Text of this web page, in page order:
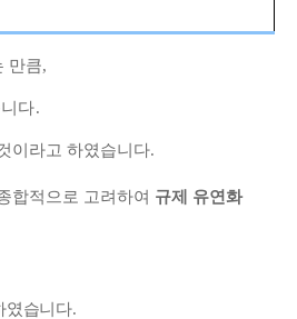
만큼,
다.
이라고 하였습니다.
합적으로 고려하여 규제 유연화
였습니다.